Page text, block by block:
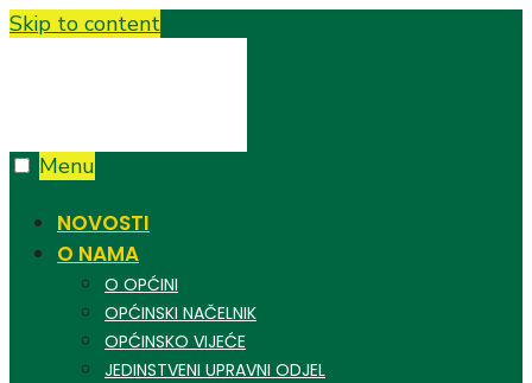
Skip to content
Menu
NOVOSTI
O NAMA
O OPĆINI
OPĆINSKI NAČELNIK
OPĆINSKO VIJEĆE
JEDINSTVENI UPRAVNI ODJEL